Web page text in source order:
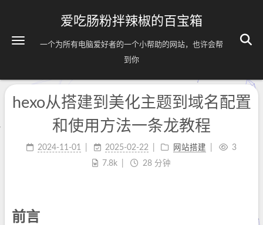
爱吃肠粉拌辣椒的百宝箱
一个为所有电脑爱好者的一个小帮助的网站，也许会帮
到你
hexo从搭建到美化主题到域名配置
和使用方法一条龙教程
2024-11-01 2025-02-22 网站搭建
3
7.8k
28 分钟
前言